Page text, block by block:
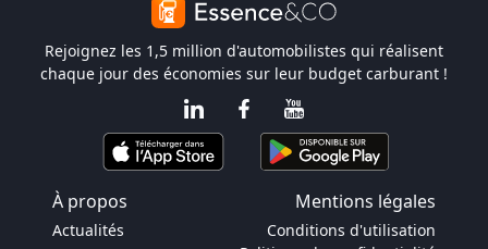
Rejoignez les 1,5 million d'automobilistes qui réalisent
chaque jour des économies sur leur budget carburant !
À propos Mentions légales
Actualités
Conditions d'utilisation